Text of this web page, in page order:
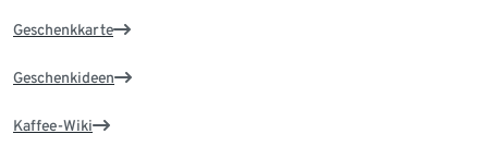
Geschenkkarte
Geschenkideen
Kaffee-Wiki